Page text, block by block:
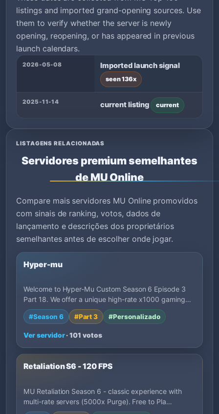
listings and imported grand-opening sources. Use
them to verify whether the server is newly
opening, reopening, or has appeared in previous
launch calendars.
2026-05-08 Imported launch signal
seen 136x
2025-11-14 current listing current
LISTAGENS RELACIONADAS
Servidores premium semelhantes
de MU Online
Compare mais servidores MU Online promovidos
com sinais de ranking, votos, dados de
lançamento e descrições dos proprietários
semelhantes antes de escolher onde jogar.
Hyper-mu
Welcome to Hyper-Mu Custom Season 6 Episode 3
Part 18. We offer a unique high-rate x1000 gaming…
#Season 6 #Part 3 #Personalizado
Ver servidor· 101 votos
Retaliation S6 - 120 FPS
MU Retaliation Season 6 - classic experience with
multi-rate servers (5000x Purge). Free to Pla…